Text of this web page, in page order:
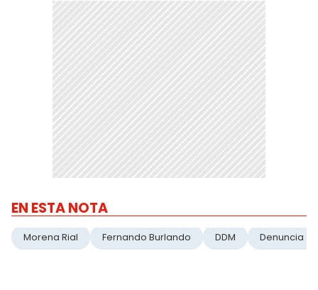
EN ESTA NOTA
Morena Rial Fernando Burlando DDM Denuncia